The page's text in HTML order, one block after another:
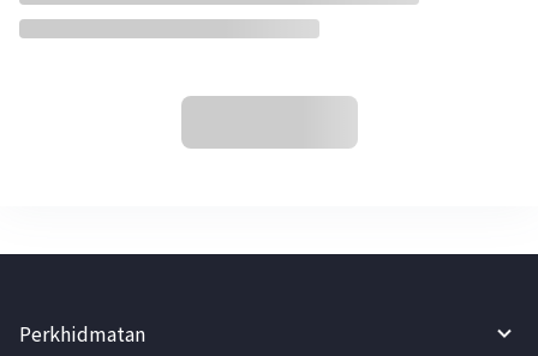
Perkhidmatan